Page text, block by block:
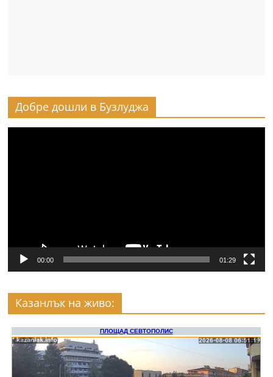
Добре дошли в Бузлуджа
00:00 01:29
Казанлък на живо: